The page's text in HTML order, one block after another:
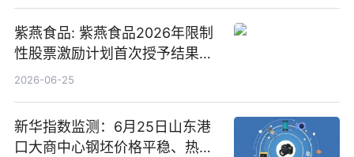
紫燕食品: 紫燕食品2026年限制
性股票激励计划首次授予结果公
告-微资讯
2026-06-25
新华指数监测：6月25日山东港
口大商中心钢坯价格平稳、热轧